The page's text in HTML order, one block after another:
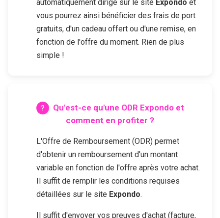
automatiquement dirigé sur le site Expondo et
vous pourrez ainsi bénéficier des frais de port
gratuits, d'un cadeau offert ou d'une remise, en
fonction de l'offre du moment. Rien de plus
simple !
Qu'est-ce qu'une ODR Expondoet
comment en profiter ?
L'Offre de Remboursement (ODR) permet
d'obtenir un remboursement d'un montant
variable en fonction de l'offre après votre achat.
Il suffit de remplir les conditions requises
détaillées sur le site Expondo.
Il suffit d'envoyer vos preuves d'achat (facture,